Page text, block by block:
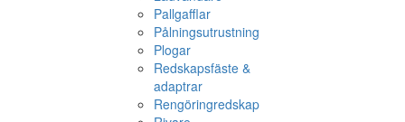
Pallgafflar
Pålningsutrustning
Plogar
Redskapsfäste &
adaptrar
Rengöringredskap